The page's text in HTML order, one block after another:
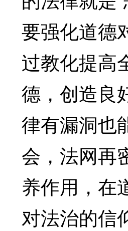
要强化道德
过教化提高
德，创造良
律有漏洞也
会，法网再
养作用，在
对法治的信